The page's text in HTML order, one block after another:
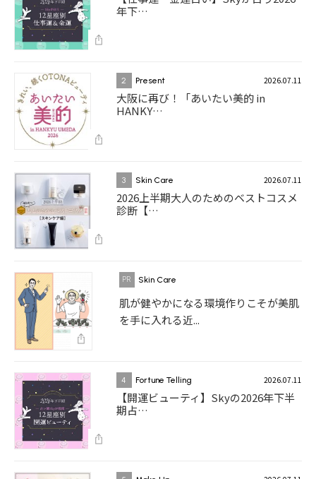
年下…
2 Present 2026.07.11
大阪に再び！「あいたい美的 in
HANKY…
3 Skin Care 2026.07.11
2026上半期大人のためのベストコスメ
診断【…
Skin Care
肌が健やかになる環境作りこそが美肌
を手に入れる近...
4 Fortune Telling 2026.07.11
【開運ビューティ】Skyの2026年下半
期占…